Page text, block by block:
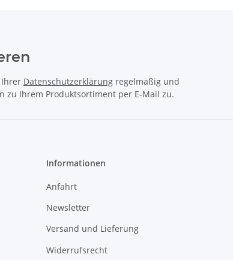
Datenschutzerklärung regelmäßig und
Ihrem Produktsortiment per E-Mail zu.
Informationen
Anfahrt
Newsletter
Versand und Lieferung
Widerrufsrecht